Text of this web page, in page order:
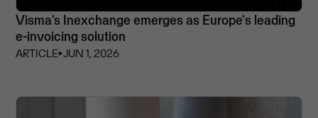
Visma’s Inexchange emerges as Europe's leading
e-invoicing solution
ARTICLE⏵JUN 1, 2026